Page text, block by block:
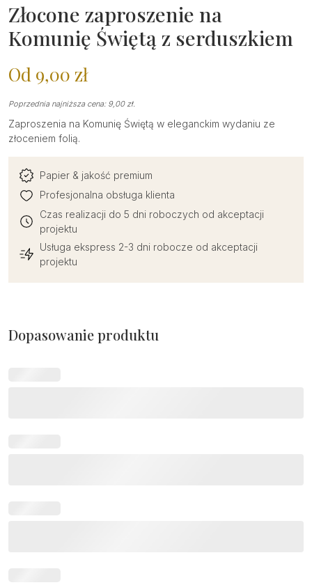
Złocone zaproszenie na
Komunię Świętą z serduszkiem
Od 9,00 zł
Poprzednia najniższa cena: 9,00 zł.
Zaproszenia na Komunię Świętą w eleganckim wydaniu ze
złoceniem folią.
Papier & jakość premium
Profesjonalna obsługa klienta
Czas realizacji do 5 dni roboczych od akceptacji
projektu
Usługa ekspress 2-3 dni robocze od akceptacji
projektu
Dopasowanie produktu